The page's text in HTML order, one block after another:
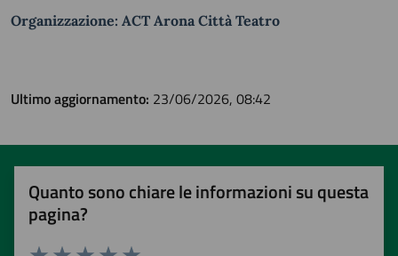
Organizzazione: ACT Arona Città Teatro
Ultimo aggiornamento: 23/06/2026, 08:42
Quanto sono chiare le informazioni su questa
pagina?